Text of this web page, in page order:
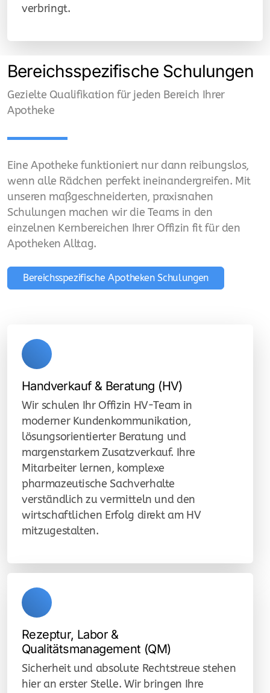
verbringt.
Bereichsspezifische Schulungen
Gezielte Qualifikation für jeden Bereich Ihrer
Apotheke
Eine Apotheke funktioniert nur dann reibungslos,
wenn alle Rädchen perfekt ineinandergreifen. Mit
unseren maßgeschneiderten, praxisnahen
Schulungen machen wir die Teams in den
einzelnen Kernbereichen Ihrer Offizin fit für den
Apotheken Alltag.
Bereichsspezifische Apotheken Schulungen
Handverkauf & Beratung (HV)
Wir schulen Ihr Offizin HV-Team in
moderner Kundenkommunikation,
lösungsorientierter Beratung und
margenstarkem Zusatzverkauf. Ihre
Mitarbeiter lernen, komplexe
pharmazeutische Sachverhalte
verständlich zu vermitteln und den
wirtschaftlichen Erfolg direkt am HV
mitzugestalten.
Rezeptur, Labor &
Qualitätsmanagement (QM)
Sicherheit und absolute Rechtstreue stehen
hier an erster Stelle. Wir bringen Ihre